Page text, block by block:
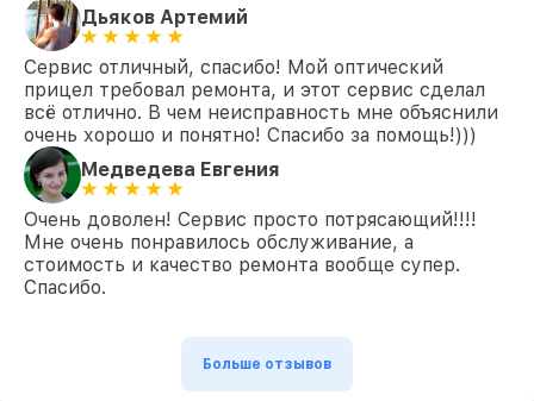
Дьяков Артемий
Сервис отличный, спасибо! Мой оптический
прицел требовал ремонта, и этот сервис сделал
всё отлично. В чем неисправность мне объяснили
очень хорошо и понятно! Спасибо за помощь!)))
Медведева Евгения
Очень доволен! Сервис просто потрясающий!!!!
Мне очень понравилось обслуживание, а
стоимость и качество ремонта вообще супер.
Спасибо.
Больше отзывов